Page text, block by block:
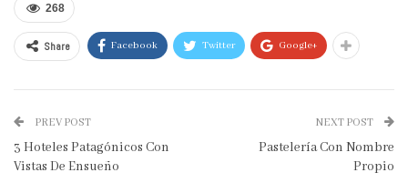
268
Share Facebook Twitter Google+
PREV POST
3 Hoteles Patagónicos Con
Vistas De Ensueño
NEXT POST
Pastelería Con Nombre
Propio